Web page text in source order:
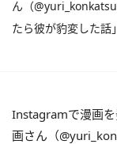
ん（
たら彼が豹変した話
Instagramで漫画
画さん（